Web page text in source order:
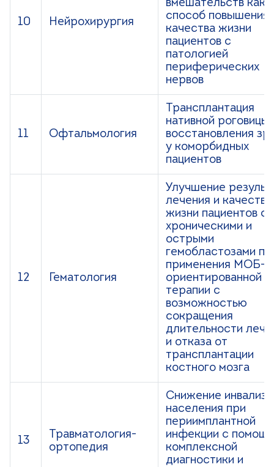
10 Нейрохирургия
вмешательств как
способ повышения
качества жизни
пациентов с
патологией
периферических
нервов
11 Офтальмология
Трансплантация
нативной роговицы
восстановления
у коморбидных
пациентов
12 Гематология
Улучшение
лечения и качества
жизни пациентов с
хроническими и
острыми
гемобластозами
применения МОБ-
ориентированной
терапии с
возможностью
сокращения
длительности
и отказа от
трансплантации
костного мозга
13
Травматология-
ортопедия
Снижение
населения при
периимплантной
инфекции с
комплексной
диагностики и